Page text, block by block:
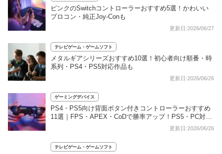
ピンクのSwitchコントローラーおすすめ5選！かわいい
プロコン・純正Joy-Conも
更新日:2026/06/27
テレビゲーム・ゲームソフト
メタルギアシリーズおすすめ10選！初心者向け順番・時
系列・PS4・PS5対応作品も
更新日:2026/06/26
ゲーミングデバイス
PS4・PS5向け背面ボタン付きコントローラーおすすめ
11選｜FPS・APEX・CoDで勝率アップ！PS5・PC対応
更新日:2026/06/26
テレビゲーム・ゲームソフト